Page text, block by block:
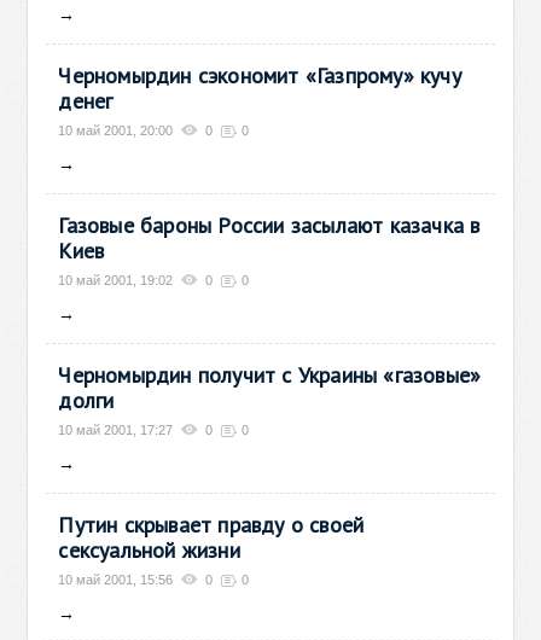
→
Черномырдин сэкономит «Газпрому» кучу
денег
10 май 2001, 20:00 0 0
→
Газовые бароны России засылают казачка в
Киев
10 май 2001, 19:02 0 0
→
Черномырдин получит с Украины «газовые»
долги
10 май 2001, 17:27 0 0
→
Путин скрывает правду о своей
сексуальной жизни
10 май 2001, 15:56 0 0
→